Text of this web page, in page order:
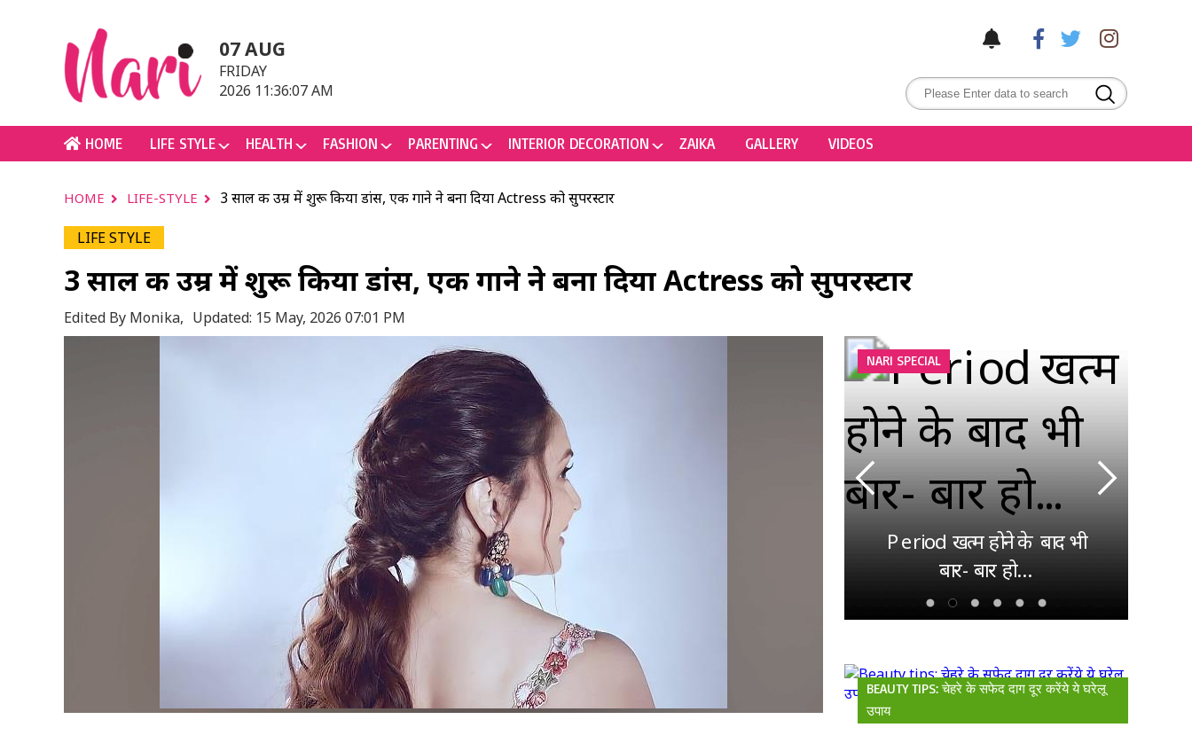
07 AUG
FRIDAY
2026 11:36:07 AM
HOME LIFE STYLE HEALTH FASHION PARENTING INTERIOR DECORATION ZAIKA GALLERY VIDEOS
HOME LIFE-STYLE 3 साल की उम्र में शुरू किया डांस, एक गाने ने बना दिया Actress को सुपरस्टार
LIFE STYLE
3 साल की उम्र में शुरू किया डांस, एक गाने ने बना दिया Actress को सुपरस्टार
Edited By Monika, Updated: 15 May, 2026 07:01 PM
NARI SPECIAL
Period खत्म होने के बाद भी
बार- बार हो...
BEAUTY TIPS: चेहरे के सफेद दाग दूर करेंये ये घरेलू
उपाय